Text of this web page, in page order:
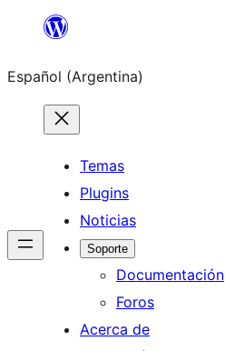
Saltar
contenido
Español (Argentina)
Temas
Plugins
Noticias
Soporte
Documentación
Foros
Acerca de